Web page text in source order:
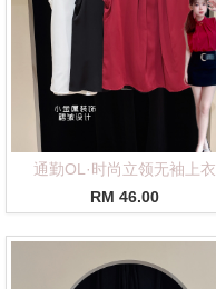
通勤OL·时尚立领无袖上衣
RM 46.00